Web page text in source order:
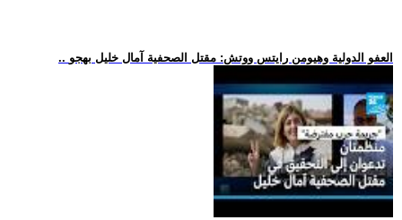
.. العفو الدولية وهيومن رايتس ووتش: مقتل الصحفية آمال خليل بهجو